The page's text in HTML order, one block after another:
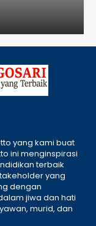
yang kami buat
ini menginspirasi
terbaik
yang
dengan
jiwa dan hati
murid, dan